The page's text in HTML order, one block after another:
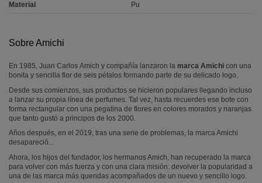
Material Pu
Sobre Amichi
En 1985, Juan Carlos Amich y compañía lanzaron la marca Amichi con una
bonita y sencilla flor de seis pétalos formando parte de su delicado logo.
Desde sus comienzos, sus productos se hicieron populares llegando incluso
a lanzar su propia línea de perfumes. Tal vez, hasta recuerdes ese bote con
forma rectangular con una pegatina de flores en colores morados y naranjas
que tanto gustó a principos de los 2000.
Años después, en el 2019, tras una serie de problemas, la marca Amichi
desapareció...
Ahora, los hijos del fundador, los hermanos Amich, han recuperado la marca
para volver con más fuerza y con una clara misión: devolver la popularidad a
una de las marca más queridas acompañados de un nuevo y sencillo logo.